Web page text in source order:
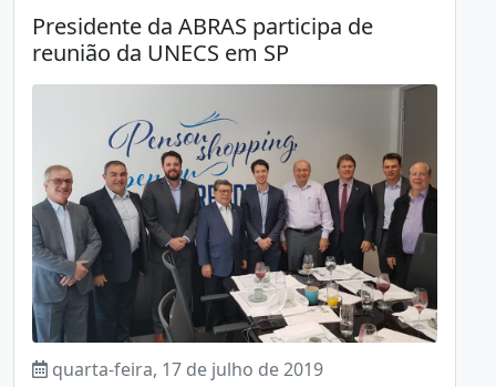
Presidente da ABRAS participa de
reunião da UNECS em SP
quarta-feira, 17 de julho de 2019